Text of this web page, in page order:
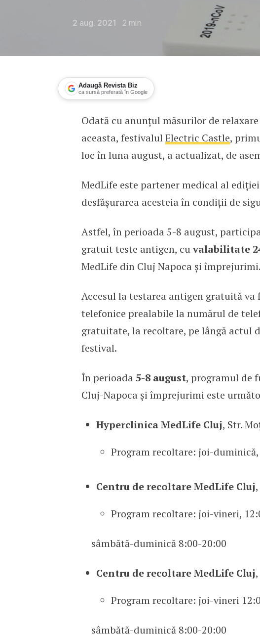
2 aug. 2021 2 min
Adaugă Revista Biz
ca sursă preferată în Google
MedLife oferă teste antigen
Odată cu anunțul măsurilor de
aceasta, festivalulElectric Castle,
loc în luna august, a actualizat, de
MedLife este partener medical al
desfășurarea acesteia în condiții de
Astfel, în perioada 5-8 august,
gratuit teste antigen, cuvalabilitate
MedLife din Cluj Napoca și împrejurimi.
Accesul la testarea antigen gratuită
telefonice prealabile la numărul de
gratuitate, la recoltare, pe lângă actul
festival.
În perioada 5-8 august, programul de
Cluj-Napoca și împrejurimi este
Hyperclinica MedLife Cluj, Str.
Program recoltare: joi-duminică,
Centru de recoltare MedLife Cluj
Program recoltare: joi-vineri,
sâmbătă-duminică 8:00-20:00
Centru de recoltare MedLife Cluj
Program recoltare: joi-vineri
sâmbătă-duminică 8:00-20:00